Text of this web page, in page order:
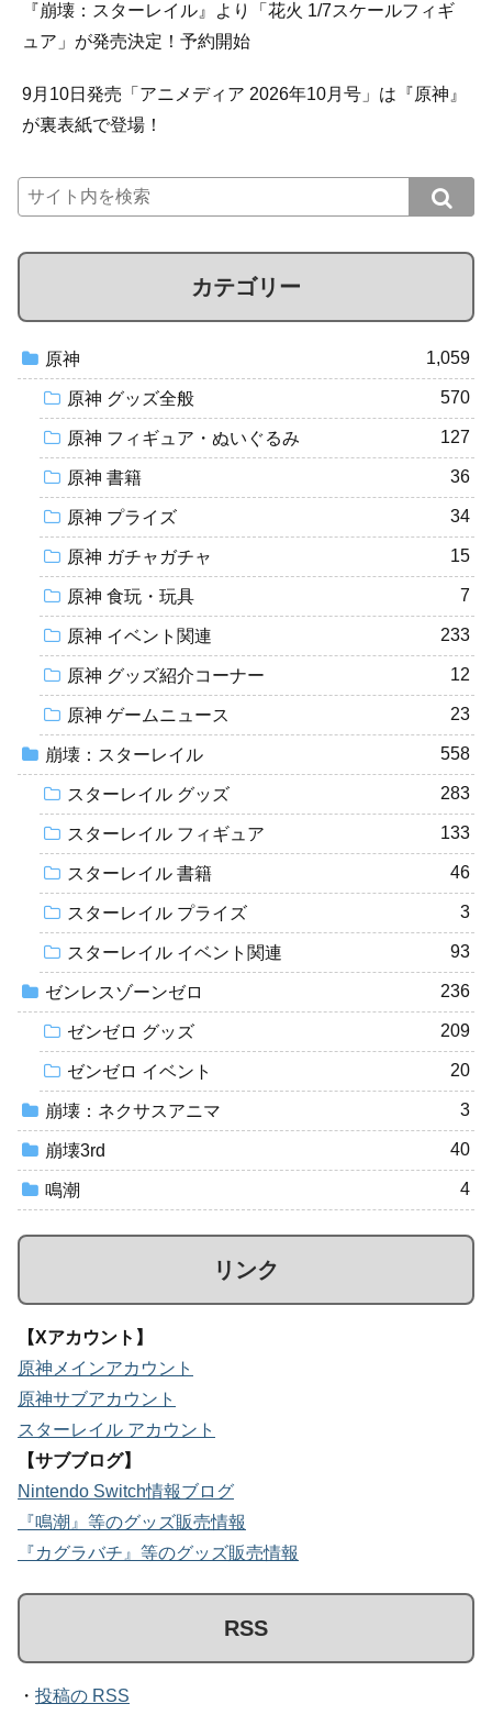
『崩壊：スターレイル』より「花火 1/7スケールフィギ
ュア」が発売決定！予約開始
9月10日発売「アニメディア 2026年10月号」は『原神』
が裏表紙で登場！
カテゴリー
原神 1,059
原神 グッズ全般 570
原神 フィギュア・ぬいぐるみ 127
原神 書籍 36
原神 プライズ 34
原神 ガチャガチャ 15
原神 食玩・玩具 7
原神 イベント関連 233
原神 グッズ紹介コーナー 12
原神 ゲームニュース 23
崩壊：スターレイル 558
スターレイル グッズ 283
スターレイル フィギュア 133
スターレイル 書籍 46
スターレイル プライズ 3
スターレイル イベント関連 93
ゼンレスゾーンゼロ 236
ゼンゼロ グッズ 209
ゼンゼロ イベント 20
崩壊：ネクサスアニマ 3
崩壊3rd 40
鳴潮 4
リンク
【Xアカウント】
原神メインアカウント
原神サブアカウント
スターレイル アカウント
【サブブログ】
Nintendo Switch情報ブログ
『鳴潮』等のグッズ販売情報
『カグラバチ』等のグッズ販売情報
RSS
・ 投稿の RSS